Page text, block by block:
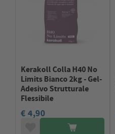
Kerakoll Colla H40 No
Limits Bianco 2kg - Gel-
Adesivo Strutturale
Flessibile
€ 4,90